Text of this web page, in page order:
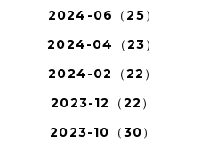
2024-06（25）
2024-04（23）
2024-02（22）
2023-12（22）
2023-10（30）